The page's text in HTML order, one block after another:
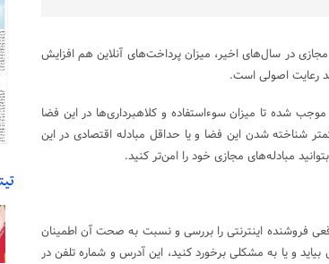
در سال‌های اخیر، میزان پرداخت‌های آنلاین هم افزایش
رعایت اصولی است.
شده تا میزان سوءاستفاده و کلاهبرداری‌ها در این فضا
شناخته شدن این فضا و یا حداقل مبادله اقتصادی در این
مبادله‌های مجازی خود را امن‌تر کنید.
فروشنده اینترنتی را بررسی و نسبت به صحت آن اطمینان
و یا به مشکلی برخورد کنید، این آدرس و شماره تلفن در